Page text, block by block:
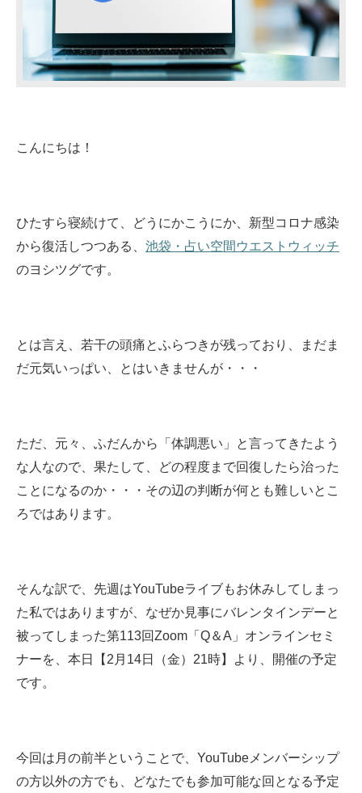
こんにちは！
ひたすら寝続けて、どうにかこうにか、新型コロナ感染
から復活しつつある、 池袋・占い空間ウエストウィッチ
のヨシツグです。
とは言え、若干の頭痛とふらつきが残っており、まだま
だ元気いっぱい、とはいきませんが・・・
ただ、元々、ふだんから「体調悪い」と言ってきたよう
な人なので、果たして、どの程度まで回復したら治った
ことになるのか・・・その辺の判断が何とも難しいとこ
ろではあります。
そんな訳で、先週はYouTubeライブもお休みしてしまっ
た私ではありますが、なぜか見事にバレンタインデーと
被ってしまった第113回Zoom「Q＆A」オンラインセミ
ナーを、本日【2月14日（金）21時】より、開催の予定
です。
今回は月の前半ということで、YouTubeメンバーシップ
の方以外の方でも、どなたでも参加可能な回となる予定